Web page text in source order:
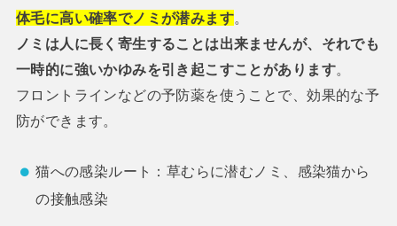
体毛に高い確率でノミが潜みます。
ノミは人に長く寄生することは出来ませんが、それでも
一時的に強いかゆみを引き起こすことがあります。
フロントラインなどの予防薬を使うことで、効果的な予
防ができます。
猫への感染ルート：草むらに潜むノミ、感染猫から
の接触感染